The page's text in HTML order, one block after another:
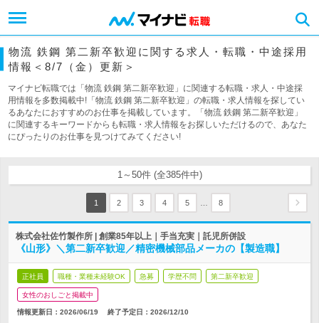
物流 鉄鋼 第二新卒歓迎に関する求人・転職・中途採用
情報＜8/7（金）更新＞
マイナビ転職では「物流 鉄鋼 第二新卒歓迎」に関連する転職・求人・中途採
用情報を多数掲載中!「物流 鉄鋼 第二新卒歓迎」の転職・求人情報を探してい
るあなたにおすすめのお仕事を掲載しています。「物流 鉄鋼 第二新卒歓迎」
に関連するキーワードからも転職・求人情報をお探しいただけるので、あなた
にぴったりのお仕事を見つけてみてください!
1～50件 (全385件中)
1 2 3 4 5 8
株式会社佐竹製作所 | 創業85年以上｜手当充実｜託児所併設
《山形》＼第二新卒歓迎／精密機械部品メーカの【製造職】
正社員 職種・業種未経験OK 急募 学歴不問 第二新卒歓迎
女性のおしごと掲載中
情報更新日：2026/06/19 終了予定日： 2026/12/10